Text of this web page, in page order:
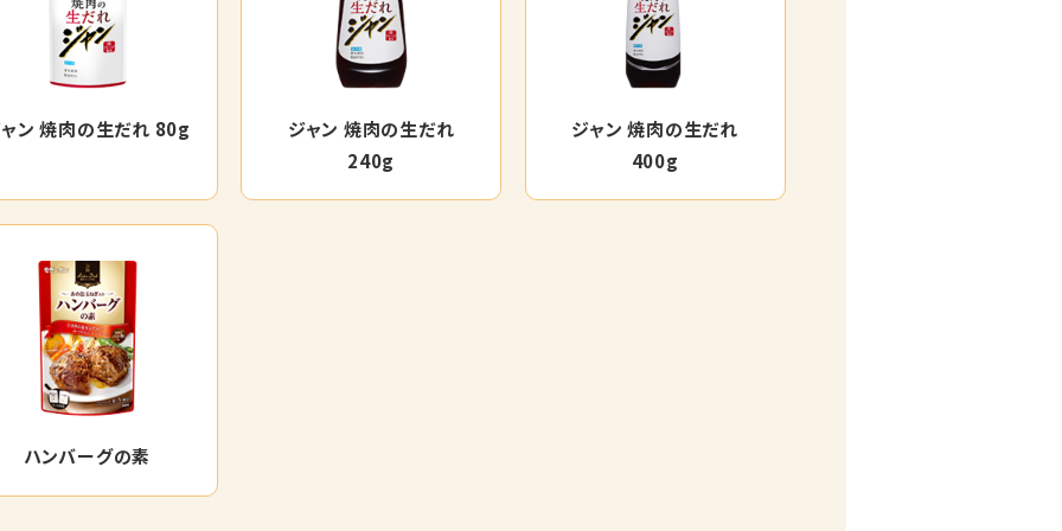
ン 焼肉の生だれ 80g
ジャン 焼肉の生だれ
240g
ジャン 焼肉の生だれ
400g
ハンバーグの素